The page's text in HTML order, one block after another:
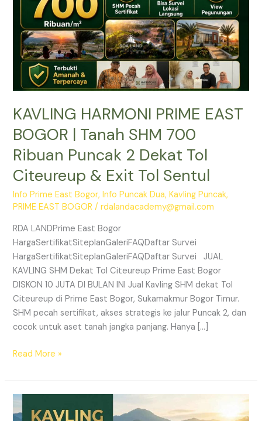
KAVLING HARMONI PRIME EAST
BOGOR | Tanah SHM 700
Ribuan Puncak 2 Dekat Tol
Citeureup & Exit Tol Sentul
Info Prime East Bogor,Info Puncak Dua,Kavling Puncak,
PRIME EAST BOGOR /rdalandacademy@gmail.com
RDA LANDPrime East Bogor
HargaSertifikatSiteplanGaleriFAQDaftar Survei
HargaSertifikatSiteplanGaleriFAQDaftar Survei JUAL
KAVLING SHM Dekat Tol Citeureup Prime East Bogor
DISKON 10 JUTA DI BULAN INI Jual Kavling SHM dekat Tol
Citeureup di Prime East Bogor, Sukamakmur Bogor Timur.
SHM pecah sertifikat, akses strategis ke jalur Puncak 2, dan
cocok untuk aset tanah jangka panjang. Hanya […]
700
Ribuan
Puncak
Dekat
Citeureup
Exit
Tol
Read More »
HARMONI
PRIME